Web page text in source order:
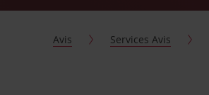
Avis Services Avis